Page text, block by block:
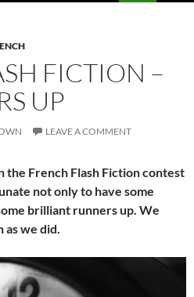
FICTION –
UP
LEAVE A COMMENT
the French Flash Fiction contest
not only to have some
brilliant runners up. We
as we did.